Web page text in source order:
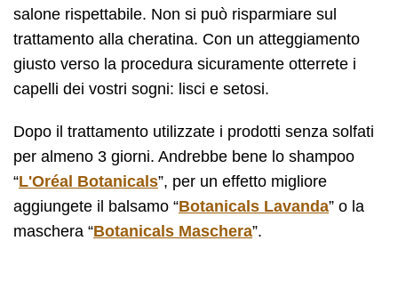
salone rispettabile. Non si può risparmiare sul
trattamento alla cheratina. Con un atteggiamento
giusto verso la procedura sicuramente otterrete i
capelli dei vostri sogni: lisci e setosi.
Dopo il trattamento utilizzate i prodotti senza solfati
per almeno 3 giorni. Andrebbe bene lo shampoo
“L'Oréal Botanicals”, per un effetto migliore
aggiungete il balsamo “Botanicals Lavanda” o la
maschera “Botanicals Maschera”.